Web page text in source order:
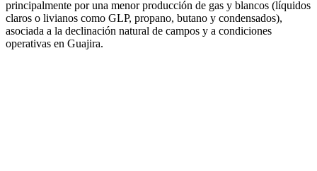
principalmente por una menor producción de gas y blancos (líquidos
claros o livianos como GLP, propano, butano y condensados),
asociada a la declinación natural de campos y a condiciones
operativas en Guajira.